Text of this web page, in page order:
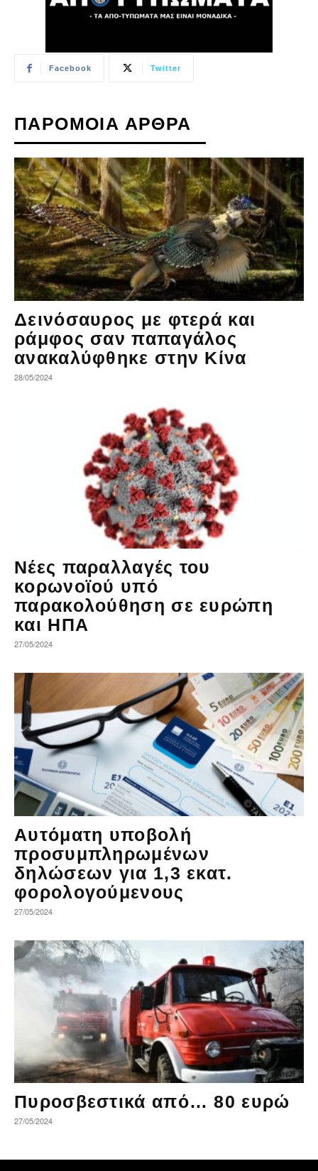
Facebook Twitter
ΠΑΡΟΜΟΙΑ ΑΡΘΡΑ
Δεινόσαυρος με φτερά και
ράμφος σαν παπαγάλος
ανακαλύφθηκε στην Κίνα
28/05/2024
Νέες παραλλαγές του
κορωνοϊού υπό
παρακολούθηση σε ευρώπη
και ΗΠΑ
27/05/2024
Αυτόματη υποβολή
προσυμπληρωμένων
δηλώσεων για 1,3 εκατ.
φορολογούμενους
27/05/2024
Πυροσβεστικά από… 80 ευρώ
27/05/2024